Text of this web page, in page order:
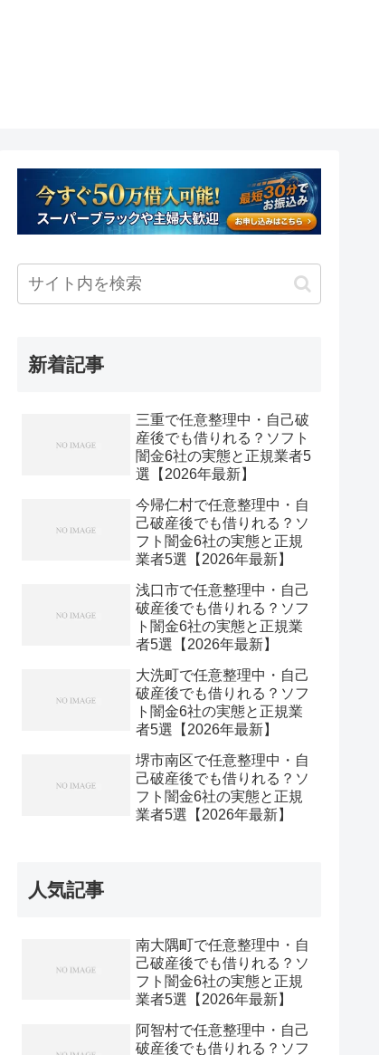
新着記事
三重で任意整理中・自己破
産後でも借りれる？ソフト
闇金6社の実態と正規業者5
選【2026年最新】
今帰仁村で任意整理中・自
己破産後でも借りれる？ソ
フト闇金6社の実態と正規
業者5選【2026年最新】
浅口市で任意整理中・自己
破産後でも借りれる？ソフ
ト闇金6社の実態と正規業
者5選【2026年最新】
大洗町で任意整理中・自己
破産後でも借りれる？ソフ
ト闇金6社の実態と正規業
者5選【2026年最新】
堺市南区で任意整理中・自
己破産後でも借りれる？ソ
フト闇金6社の実態と正規
業者5選【2026年最新】
人気記事
南大隅町で任意整理中・自
己破産後でも借りれる？ソ
フト闇金6社の実態と正規
業者5選【2026年最新】
阿智村で任意整理中・自己
破産後でも借りれる？ソフ